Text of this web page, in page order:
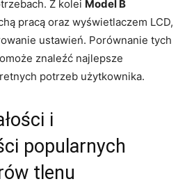
Z kolei Model B
pracą oraz wyświetlaczem LCD,
ustawień. Porównanie tych
znaleźć najlepsze
potrzeb użytkownika.
i
popularnych
tlenu